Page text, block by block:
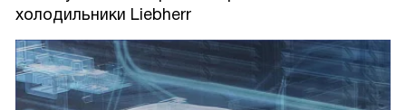
эту модель. Показалось, что раз она вся состоит из зоны
и прекрасным. Я левша, так что дверцу пришлось
перевесить, но это ничего.
84 литра мне казалось немного маловато, но в итоге
холодильники Liebherr